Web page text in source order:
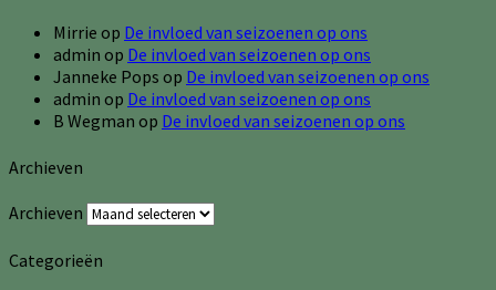
Mirrie op De invloed van seizoenen op ons
admin op De invloed van seizoenen op ons
Janneke Pops op De invloed van seizoenen op ons
admin op De invloed van seizoenen op ons
B Wegman op De invloed van seizoenen op ons
Archieven
Archieven
Categorieën